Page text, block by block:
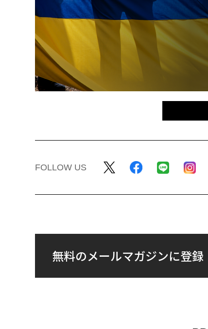
FOLLOW US
無料のメールマガジンに登録